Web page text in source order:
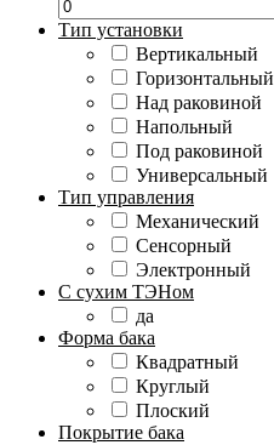
Тип установки
Вертикальный
Горизонтальный
Над раковиной
Напольный
Под раковиной
Универсальный
Тип управления
Механический
Сенсорный
Электронный
С сухим ТЭНом
да
Форма бака
Квадратный
Круглый
Плоский
Покрытие бака